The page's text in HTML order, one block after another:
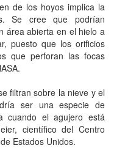
de los hoyos implica la
Se cree que podrían
área abierta en el hielo a
puesto que los orificios
que perforan las focas
filtran sobre la nieve y el
ser una especie de
cuando el agujero está
científico del Centro
Estados Unidos.